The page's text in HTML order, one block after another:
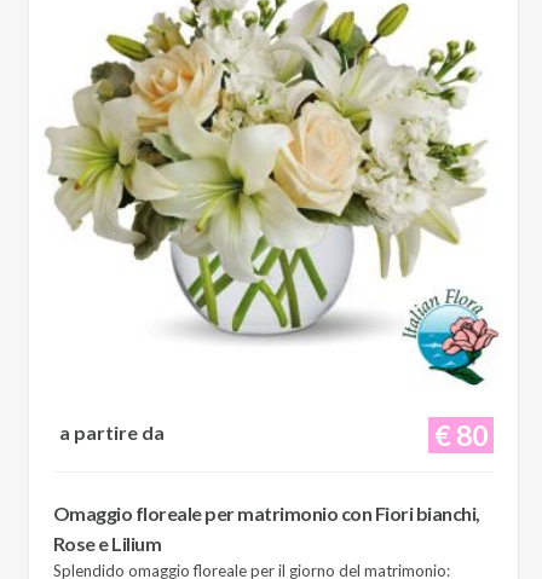
€ 80
a partire da
Omaggio floreale per matrimonio con Fiori bianchi,
Rose e Lilium
Splendido omaggio floreale per il giorno del matrimonio: